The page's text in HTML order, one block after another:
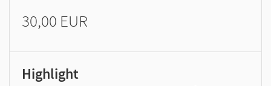
30,00 EUR
Highlight